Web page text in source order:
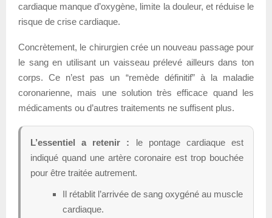
cardiaque manque d’oxygène, limite la douleur, et réduise le
risque de crise cardiaque.
Concrètement, le chirurgien crée un nouveau passage pour
le sang en utilisant un vaisseau prélevé ailleurs dans ton
corps. Ce n’est pas un “remède définitif” à la maladie
coronarienne, mais une solution très efficace quand les
médicaments ou d’autres traitements ne suffisent plus.
L’essentiel a retenir : le pontage cardiaque est
indiqué quand une artère coronaire est trop bouchée
pour être traitée autrement.
Il rétablit l’arrivée de sang oxygéné au muscle
cardiaque.